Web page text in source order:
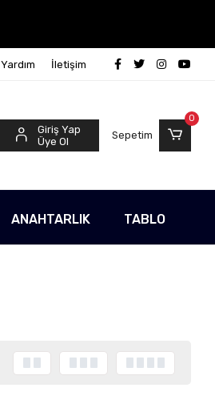
Yardım İletişim
Giriş Yap
Üye Ol
Sepetim
0
ANAHTARLIK TABLO